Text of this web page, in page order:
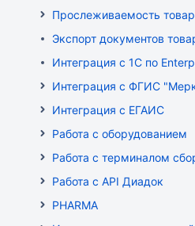
Прослеживаемость
Экспорт документов
Интеграция с 1С по
Интеграция с ФГИС
Интеграция с ЕГАИС
Работа с оборудованием
Работа с терминалом
Работа с API Диадок
PHARMA